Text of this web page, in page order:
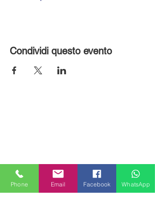
Condividi questo evento
Phone Email Facebook WhatsApp